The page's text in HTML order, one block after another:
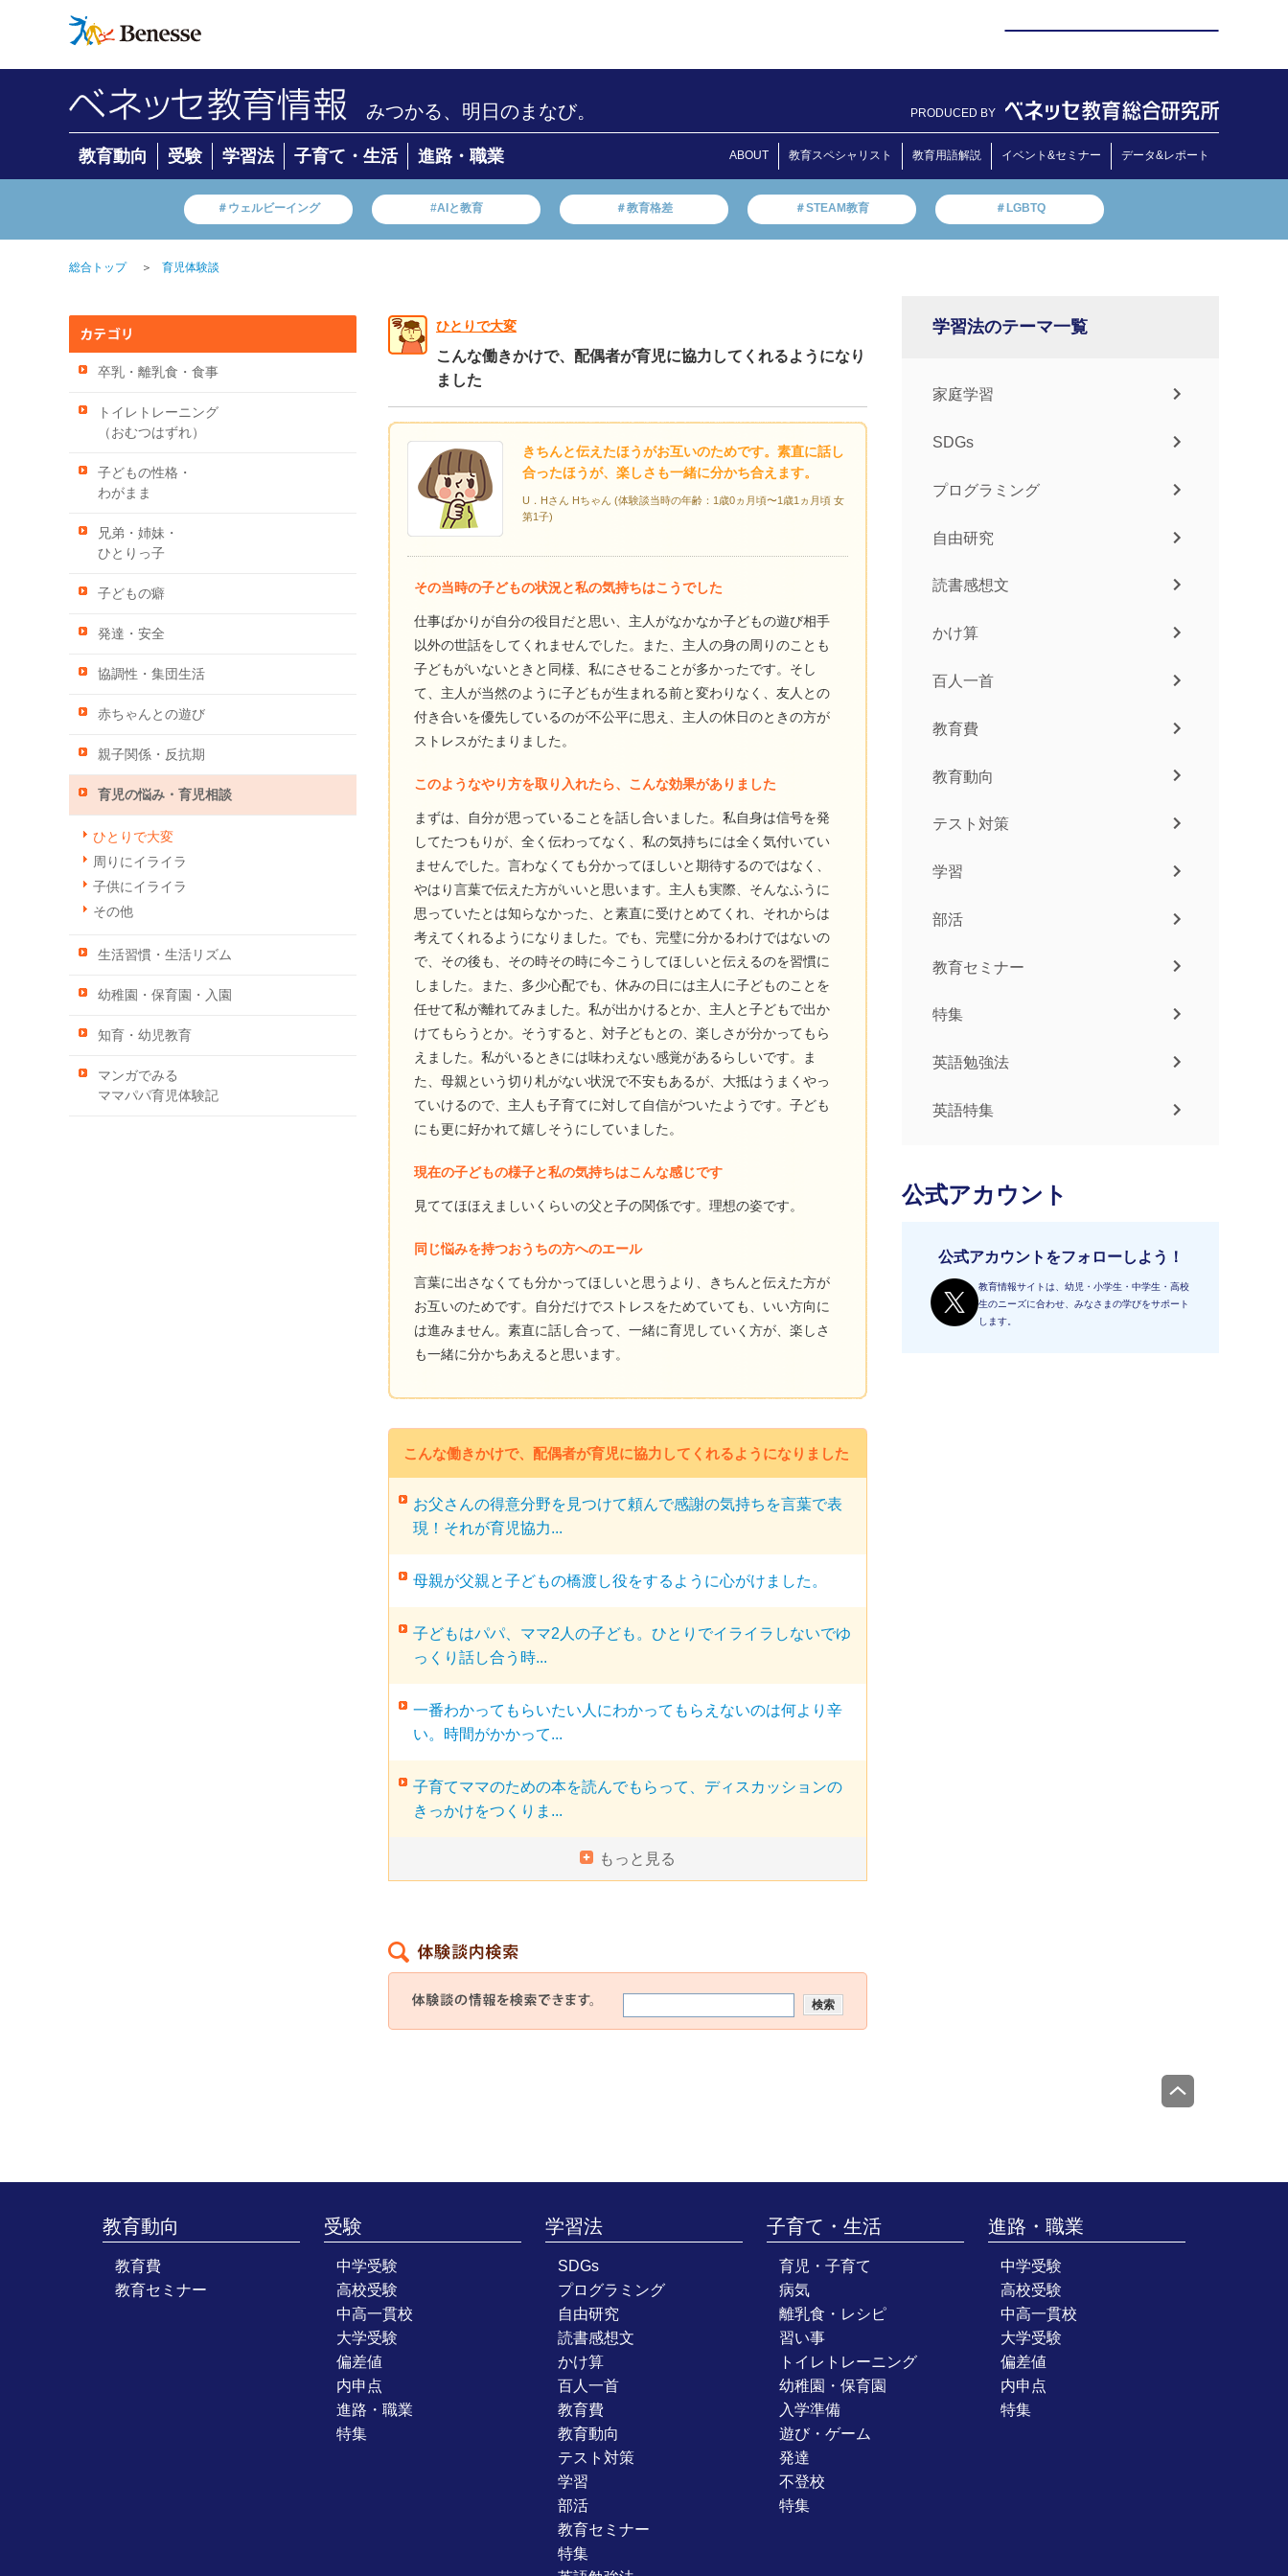
みつかる、明日のまなび。 PRODUCED BY
教育動向 受験 学習法 子育て・生活 進路・職業 ABOUT 教育スペシャリスト 教育用語解説 イベント&セミナー データ&レポート
＃ウェルビーイング #AIと教育 ＃教育格差 ＃STEAM教育 ＃LGBTQ
総合トップ ＞ 育児体験談
卒乳・離乳食・食事
トイレトレーニング
（おむつはずれ）
子どもの性格・
わがまま
兄弟・姉妹・
ひとりっ子
子どもの癖
発達・安全
協調性・集団生活
赤ちゃんとの遊び
親子関係・反抗期
育児の悩み・育児相談
ひとりで大変
周りにイライラ
子供にイライラ
その他
生活習慣・生活リズム
幼稚園・保育園・入園
知育・幼児教育
マンガでみる
ママパパ育児体験記
ひとりで大変
こんな働きかけで、配偶者が育児に協力してくれるようになり
ました
きちんと伝えたほうがお互いのためです。素直に話し
合ったほうが、楽しさも一緒に分かち合えます。
U．Hさん Hちゃん (体験談当時の年齢：1歳0ヵ月頃〜1歳1ヵ月頃 女
第1子)
その当時の子どもの状況と私の気持ちはこうでした
仕事ばかりが自分の役目だと思い、主人がなかなか子どもの遊び相手
以外の世話をしてくれませんでした。また、主人の身の周りのことも
子どもがいないときと同様、私にさせることが多かったです。そし
て、主人が当然のように子どもが生まれる前と変わりなく、友人との
付き合いを優先しているのが不公平に思え、主人の休日のときの方が
ストレスがたまりました。
このようなやり方を取り入れたら、こんな効果がありました
まずは、自分が思っていることを話し合いました。私自身は信号を発
してたつもりが、全く伝わってなく、私の気持ちには全く気付いてい
ませんでした。言わなくても分かってほしいと期待するのではなく、
やはり言葉で伝えた方がいいと思います。主人も実際、そんなふうに
思っていたとは知らなかった、と素直に受けとめてくれ、それからは
考えてくれるようになりました。でも、完璧に分かるわけではないの
で、その後も、その時その時に今こうしてほしいと伝えるのを習慣に
しました。また、多少心配でも、休みの日には主人に子どものことを
任せて私が離れてみました。私が出かけるとか、主人と子どもで出か
けてもらうとか。そうすると、対子どもとの、楽しさが分かってもら
えました。私がいるときには味わえない感覚があるらしいです。ま
た、母親という切り札がない状況で不安もあるが、大抵はうまくやっ
ていけるので、主人も子育てに対して自信がついたようです。子ども
にも更に好かれて嬉しそうにしていました。
現在の子どもの様子と私の気持ちはこんな感じです
見ててほほえましいくらいの父と子の関係です。理想の姿です。
同じ悩みを持つおうちの方へのエール
言葉に出さなくても分かってほしいと思うより、きちんと伝えた方が
お互いのためです。自分だけでストレスをためていても、いい方向に
は進みません。素直に話し合って、一緒に育児していく方が、楽しさ
も一緒に分かちあえると思います。
こんな働きかけで、配偶者が育児に協力してくれるようになりました
お父さんの得意分野を見つけて頼んで感謝の気持ちを言葉で表
現！それが育児協力...
母親が父親と子どもの橋渡し役をするように心がけました。
子どもはパパ、ママ2人の子ども。ひとりでイライラしないでゆ
っくり話し合う時...
一番わかってもらいたい人にわかってもらえないのは何より辛
い。時間がかかって...
子育てママのための本を読んでもらって、ディスカッションの
きっかけをつくりま...
もっと見る
学習法のテーマ一覧
家庭学習
SDGs
プログラミング
自由研究
読書感想文
かけ算
百人一首
教育費
教育動向
テスト対策
学習
部活
教育セミナー
特集
英語勉強法
英語特集
公式アカウント
公式アカウントをフォローしよう！
教育情報サイトは、幼児・小学生・中学生・高校
生のニーズに合わせ、みなさまの学びをサポート
します。
教育動向
教育費
教育セミナー
受験
中学受験
高校受験
中高一貫校
大学受験
偏差値
内申点
進路・職業
特集
学習法
SDGs
プログラミング
自由研究
読書感想文
かけ算
百人一首
教育費
教育動向
テスト対策
学習
部活
教育セミナー
特集
子育て・生活
育児・子育て
病気
離乳食・レシピ
習い事
トイレトレーニング
幼稚園・保育園
入学準備
遊び・ゲーム
発達
不登校
特集
進路・職業
中学受験
高校受験
中高一貫校
大学受験
偏差値
内申点
特集